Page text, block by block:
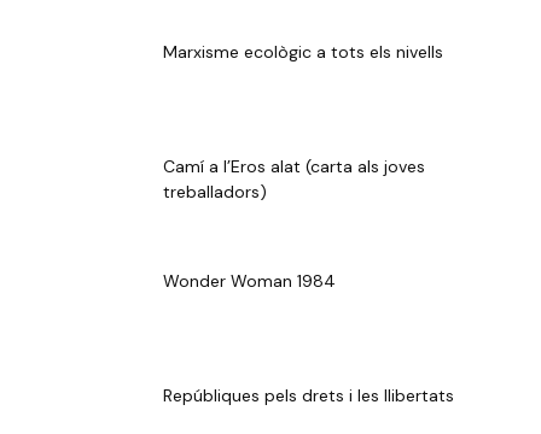
Marxisme ecològic a tots els nivells
Camí a l’Eros alat (carta als joves
treballadors)
Wonder Woman 1984
Repúbliques pels drets i les llibertats